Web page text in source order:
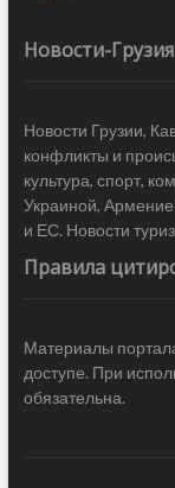
Новости-Грузия
Новости Грузии,
конфликты и
культура, спорт,
Украиной,
и ЕС. Новости
Правила
Материалы
доступе. При
обязательна.